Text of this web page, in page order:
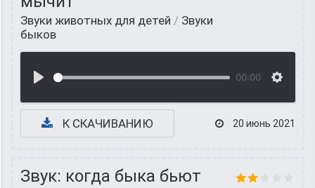
Звуки животных для детей / Звуки
быков
00:00
К СКАЧИВАНИЮ 20 июнь 2021
Звук: когда быка бьют